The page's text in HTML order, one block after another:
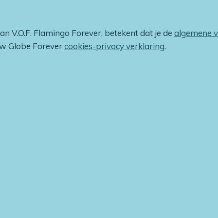
V.O.F. Flamingo Forever, betekent dat je de algemene
Globe Forevercookies-privacy verklaring.